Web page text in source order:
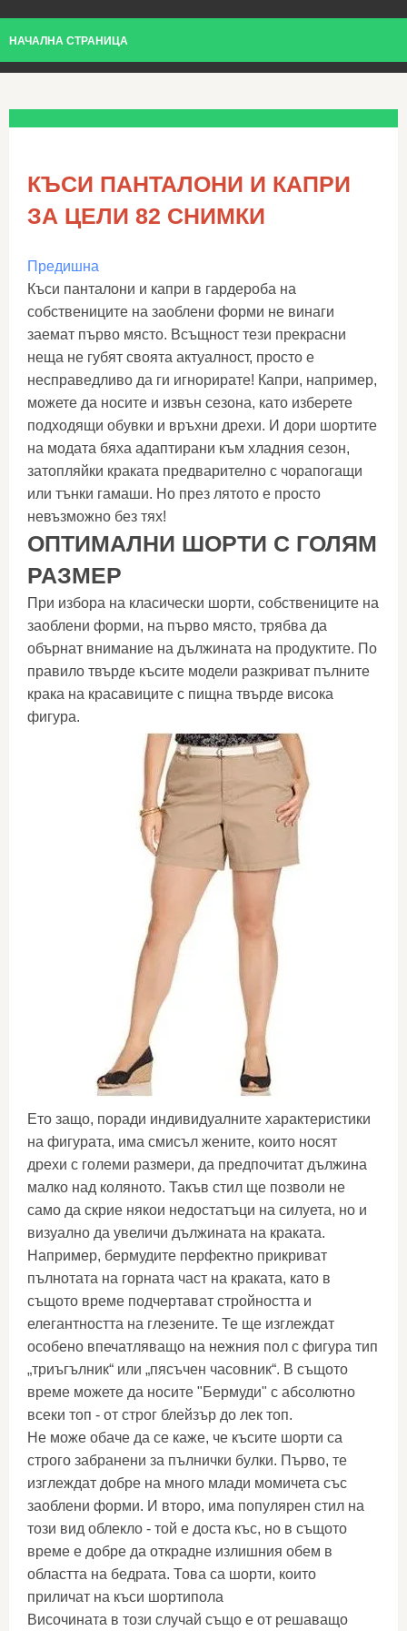
НАЧАЛНА СТРАНИЦА
КЪСИ ПАНТАЛОНИ И КАПРИ
ЗА ЦЕЛИ 82 СНИМКИ
Предишна
Къси панталони и капри в гардероба на
собствениците на заоблени форми не винаги
заемат първо място. Всъщност тези прекрасни
неща не губят своята актуалност, просто е
несправедливо да ги игнорирате! Капри, например,
можете да носите и извън сезона, като изберете
подходящи обувки и връхни дрехи. И дори шортите
на модата бяха адаптирани към хладния сезон,
затопляйки краката предварително с чорапогащи
или тънки гамаши. Но през лятото е просто
невъзможно без тях!
ОПТИМАЛНИ ШОРТИ С ГОЛЯМ
РАЗМЕР
При избора на класически шорти, собствениците на
заоблени форми, на първо място, трябва да
обърнат внимание на дължината на продуктите. По
правило твърде късите модели разкриват пълните
крака на красавиците с пищна твърде висока
фигура.
Ето защо, поради индивидуалните характеристики
на фигурата, има смисъл жените, които носят
дрехи с големи размери, да предпочитат дължина
малко над коляното. Такъв стил ще позволи не
само да скрие някои недостатъци на силуета, но и
визуално да увеличи дължината на краката.
Например, бермудите перфектно прикриват
пълнотата на горната част на краката, като в
същото време подчертават стройността и
елегантността на глезените. Те ще изглеждат
особено впечатляващо на нежния пол с фигура тип
„триъгълник“ или „пясъчен часовник“. В същото
време можете да носите "Бермуди" с абсолютно
всеки топ - от строг блейзър до лек топ.
Не може обаче да се каже, че късите шорти са
строго забранени за пълнички булки. Първо, те
изглеждат добре на много млади момичета със
заоблени форми. И второ, има популярен стил на
този вид облекло - той е доста къс, но в същото
време е добре да открадне излишния обем в
областта на бедрата. Това са шорти, които
приличат на къси шортипола
Височината в този случай също е от решаващо